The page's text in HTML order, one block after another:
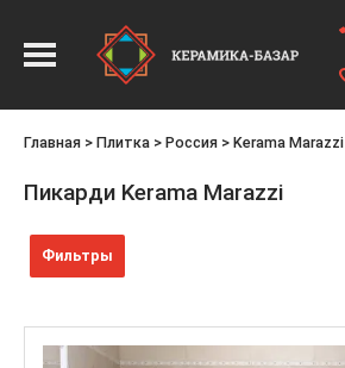
Главная > Плитка > Россия > Kerama Marazzi
Пикарди Kerama Marazzi
Фильтры